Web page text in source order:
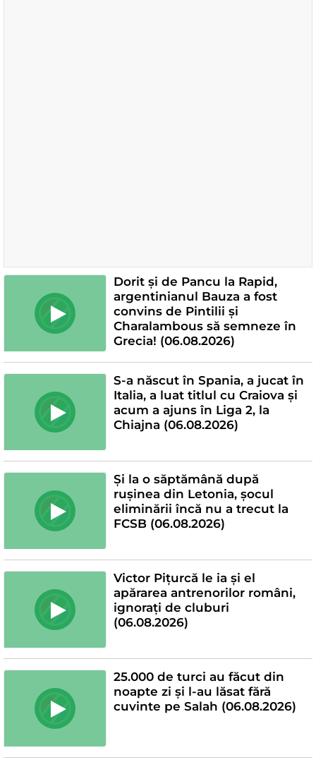
Dorit și de Pancu la Rapid,
argentinianul Bauza a fost
convins de Pintilii și
Charalambous să semneze în
Grecia! (06.08.2026)
S-a născut în Spania, a jucat în
Italia, a luat titlul cu Craiova și
acum a ajuns în Liga 2, la
Chiajna (06.08.2026)
Și la o săptămână după
rușinea din Letonia, șocul
eliminării încă nu a trecut la
FCSB (06.08.2026)
Victor Pițurcă le ia și el
apărarea antrenorilor români,
ignorați de cluburi
(06.08.2026)
25.000 de turci au făcut din
noapte zi și l-au lăsat fără
cuvinte pe Salah (06.08.2026)